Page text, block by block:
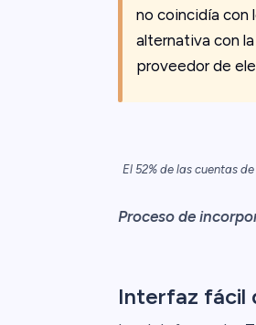
no coincidía con
alternativa con
proveedor de
El 52% de las cuentas
Proceso de
Interfaz fácil